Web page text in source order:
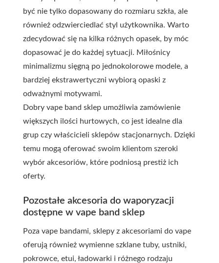
być nie tylko dopasowany do rozmiaru szkła, ale
również odzwierciedlać styl użytkownika. Warto
zdecydować się na kilka różnych opasek, by móc
dopasować je do każdej sytuacji. Miłośnicy
minimalizmu sięgną po jednokolorowe modele, a
bardziej ekstrawertyczni wybiorą opaski z
odważnymi motywami.
Dobry vape band sklep umożliwia zamówienie
większych ilości hurtowych, co jest idealne dla
grup czy właścicieli sklepów stacjonarnych. Dzięki
temu mogą oferować swoim klientom szeroki
wybór akcesoriów, które podniosą prestiż ich
oferty.
Pozostałe akcesoria do waporyzacji
dostępne w vape band sklep
Poza vape bandami, sklepy z akcesoriami do vape
oferują również wymienne szklane tuby, ustniki,
pokrowce, etui, ładowarki i różnego rodzaju